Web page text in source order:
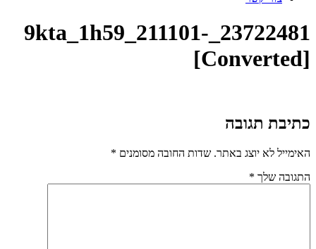
23722481_9kta_1h59_211101-
[Converted]
כתיבת תגובה
האימייל לא יוצג באתר. שדות החובה מסומנים *
התגובה שלך *